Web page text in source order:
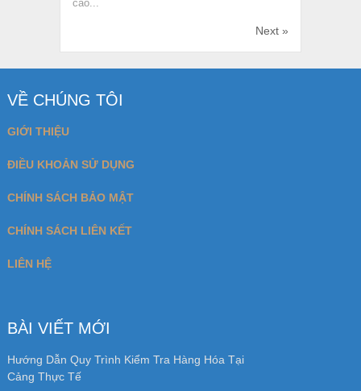
Nhân Viên Mua Hàng Là Gì? Công Việc Và Kỹ
Không?
Review Nhân Viên Chứng Từ Xuất Nhập Khẩu
BÌNH LUẬN ĐỘC GIẢ
Nghĩa trong
Học xuất nhập khẩu ở đâu tốt nhất
Hà Nội và TPHCM
Chiến Lược Đàm Phán Win-Win Là Gì? Tìm